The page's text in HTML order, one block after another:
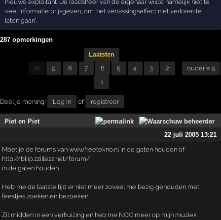
nieuwe exploitant. De raadsheer van de eigenaar wilde namelijk niet te
veel informatie prijsgeven, om ‘het verrassingseffect niet verloren te
laten gaan’.
287 opmerkingen
Laatsten
10
9 8 7 6 5 4 3
2
1
ouder ≡ 9
Deel je mening! Log in of registreer
Piet en Piet
22 juli 2005 13:21
Moet je de forums van www.freetekno.nl in de gaten houden of
http://bliip.zzillezz.net/forum/
in de gaten houden.
Heb me de laatste tijd er niet meer zoveel me bezig gehouden met
feestjes zoeken en bezoeken.
Zit midden in een verhuizing en heb me NOG meer op mijn muziek